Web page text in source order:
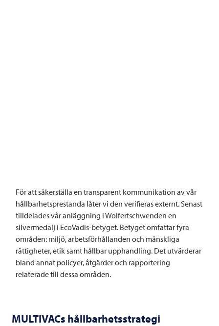
För att säkerställa en transparent kommunikation av vår
hållbarhetsprestanda låter vi den verifieras externt. Senast
tilldelades vår anläggning i Wolfertschwenden en
silvermedalj i EcoVadis-betyget. Betyget omfattar fyra
områden: miljö, arbetsförhållanden och mänskliga
rättigheter, etik samt hållbar upphandling. Det utvärderar
bland annat policyer, åtgärder och rapportering
relaterade till dessa områden.
MULTIVACs hållbarhetsstrategi